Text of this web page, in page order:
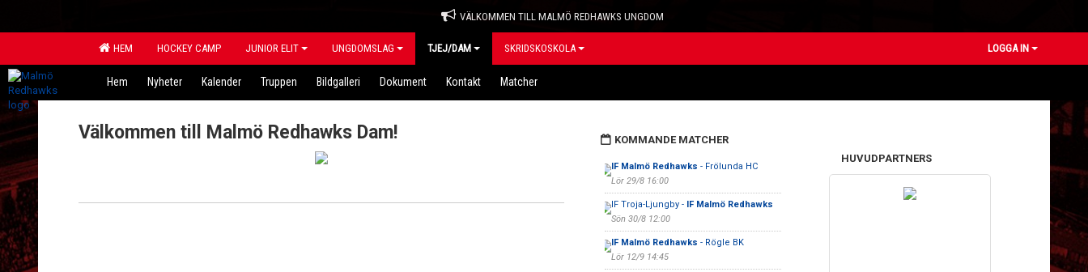
VÄLKOMMEN TILL MALMÖ REDHAWKS UNGDOM
HEM HOCKEY CAMP JUNIOR ELIT UNGDOMSLAG TJEJ/DAM SKRIDSKOSKOLA LOGGA IN
Hem Nyheter Kalender Truppen Bildgalleri Dokument Kontakt Matcher
Välkommen till Malmö Redhawks Dam! KOMMANDE MATCHER
IF Malmö Redhawks - Frölunda HC
Lör 29/8 16:00
IF Troja-Ljungby - IF Malmö Redhawks
Sön 30/8 12:00
IF Malmö Redhawks - Rögle BK
Lör 12/9 14:45
HUVUDPARTNERS